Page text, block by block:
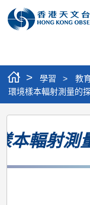
> 學習 > 教
環境樣本輻射測量的
環
境
本輻射測